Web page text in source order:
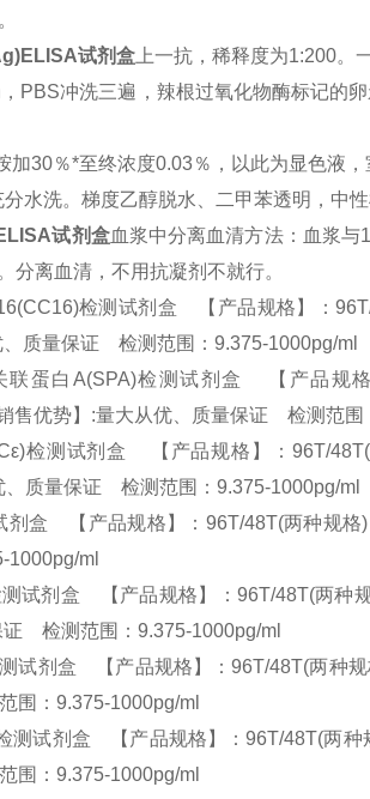
ELISA试剂盒 上一抗，稀释度为1:200。
， PBS冲洗三遍，辣根过氧化物酶标记的
加30％*至终浓度0.03％，以此为显色液，
水洗。梯度乙醇脱水、二甲苯透明，中性
试剂盒血浆中分离血清方法：血浆与
分离血清，不用抗凝剂不就行。
检测试剂盒 【产品规格】：
质量保证 检测范围：9.375-1000pg/ml
蛋白A(SPA)检测试剂盒 【产品规
售优势】:量大从优、质量保证 检测范
检测试剂盒 【产品规格】：96T/
质量保证 检测范围：9.375-1000pg/ml
盒 【产品规格】：96T/48T(两种规
1000pg/ml
试剂盒 【产品规格】：96T/48T(两种
证 检测范围：9.375-1000pg/ml
试剂盒 【产品规格】：96T/48T(两种
围：9.375-1000pg/ml
测试剂盒 【产品规格】：96T/48T(两
围：9.375-1000pg/ml